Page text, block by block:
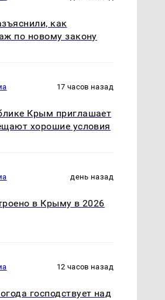
как
по новому закону
17 часов назад
Крым приглашает
хорошие условия
день назад
в Крыму в 2026
12 часов назад
господствует над